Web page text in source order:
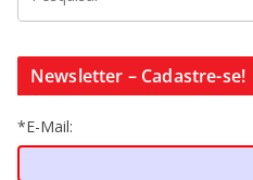
Newsletter – Cadastre-se!
*E-Mail: